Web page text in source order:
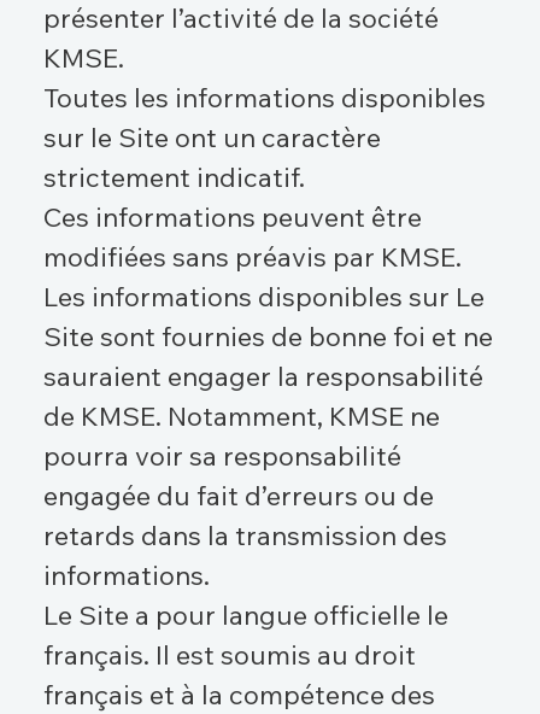
présenter l’activité de la société
KMSE.
Toutes les informations disponibles
sur le Site ont un caractère
strictement indicatif.
Ces informations peuvent être
modifiées sans préavis par KMSE.
Les informations disponibles sur Le
Site sont fournies de bonne foi et ne
sauraient engager la responsabilité
de KMSE. Notamment, KMSE ne
pourra voir sa responsabilité
engagée du fait d’erreurs ou de
retards dans la transmission des
informations.
Le Site a pour langue officielle le
français. Il est soumis au droit
français et à la compétence des